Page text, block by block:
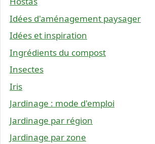
Idées d'aménagement paysager
Idées et inspiration
Ingrédients du compost
Insectes
Iris
Jardinage : mode d'emploi
Jardinage par région
Jardinage par zone